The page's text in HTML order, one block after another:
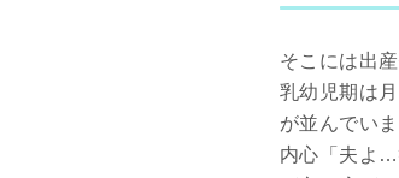
そこには出
乳幼児期は
が並んでい
内心「夫よ…